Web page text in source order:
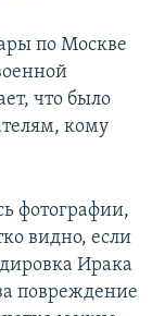
по Москве
что было
кому
фотографии,
видно, если
Ирака
повреждение